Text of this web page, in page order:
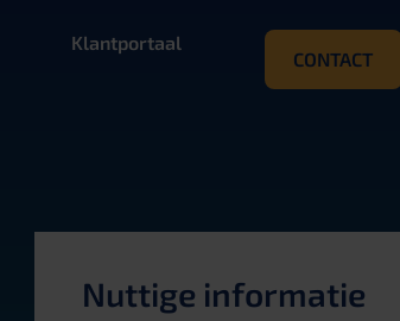
Klantportaal
CONTACT
Nuttige informatie